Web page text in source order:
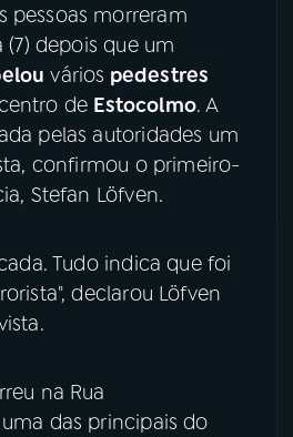
X
pessoas morreram
depois que um
vários pedestres
de Estocolmo. A
pelas autoridades um
confirmou o primeiro-
Stefan Löfven.
Tudo indica que foi
declarou Löfven
na Rua
das principais do